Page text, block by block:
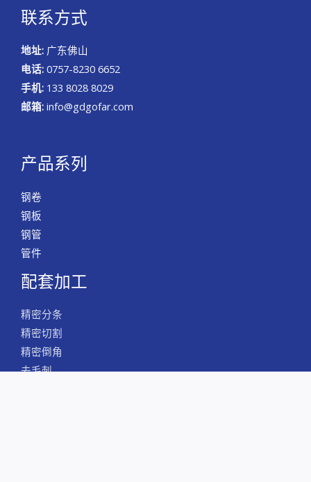
联系方式
地址: 广东佛山
电话: 0757-8230 6652
手机: 133 8028 8029
邮箱: info@gdgofar.com
产品系列
钢卷
钢板
钢管
管件
配套加工
精密分条
精密切割
精密倒角
去毛刺